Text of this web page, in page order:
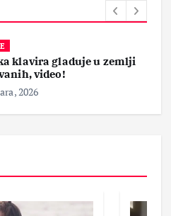
klavira gladuje u zemlji
video!
2026